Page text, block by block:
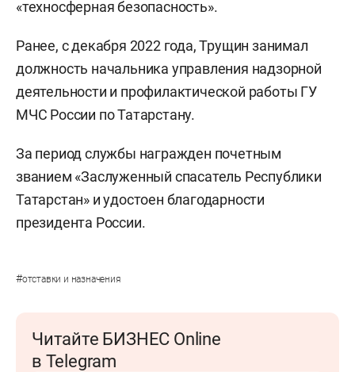
«техносферная безопасность».
Ранее, с декабря 2022 года, Трущин занимал
должность начальника управления надзорной
деятельности и профилактической работы ГУ
МЧС России по Татарстану.
За период службы награжден почетным
званием «Заслуженный спасатель Республики
Татарстан» и удостоен благодарности
президента России.
#отставки и назначения
Читайте БИЗНЕС Online
в Telegram